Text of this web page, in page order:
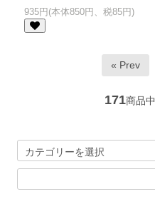
935円(本体850円、税85円)
« Prev
171商品中